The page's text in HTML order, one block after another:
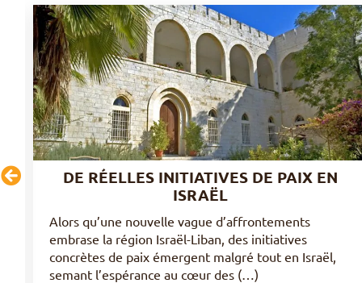
DE RÉELLES INITIATIVES DE PAIX EN
ISRAËL
Alors qu’une nouvelle vague d’affrontements
embrase la région Israël-Liban, des initiatives
concrètes de paix émergent malgré tout en Israël,
semant l’espérance au cœur des (…)